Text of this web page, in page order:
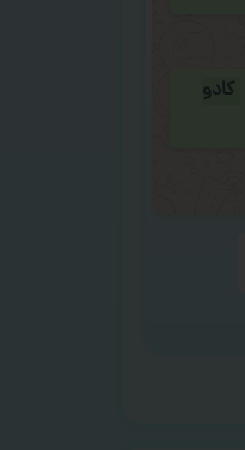
کادو